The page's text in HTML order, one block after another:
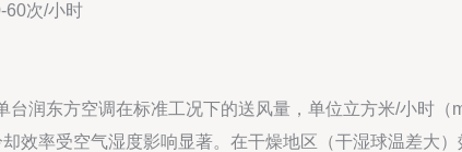
60次/小时
台润东方空调在标准工况下的送风量，单位立方米/小时（
效率受空气湿度影响显著。在干燥地区（干湿球温差大